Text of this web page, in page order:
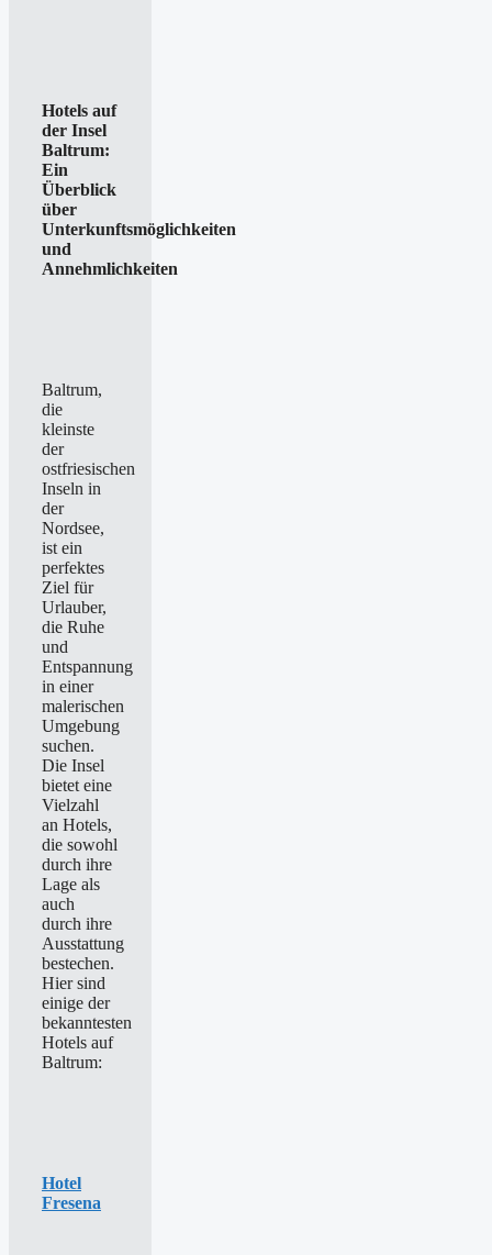
Hotels auf
der Insel
Baltrum:
Ein
Überblick
über
Unterkunftsmöglichkeiten
und
Annehmlichkeiten
Baltrum,
die
kleinste
der
ostfriesischen
Inseln in
der
Nordsee,
ist ein
perfektes
Ziel für
Urlauber,
die Ruhe
und
Entspannung
in einer
malerischen
Umgebung
suchen.
Die Insel
bietet eine
Vielzahl
an Hotels,
die sowohl
durch ihre
Lage als
auch
durch ihre
Ausstattung
bestechen.
Hier sind
einige der
bekanntesten
Hotels auf
Baltrum:
Hotel
Fresena